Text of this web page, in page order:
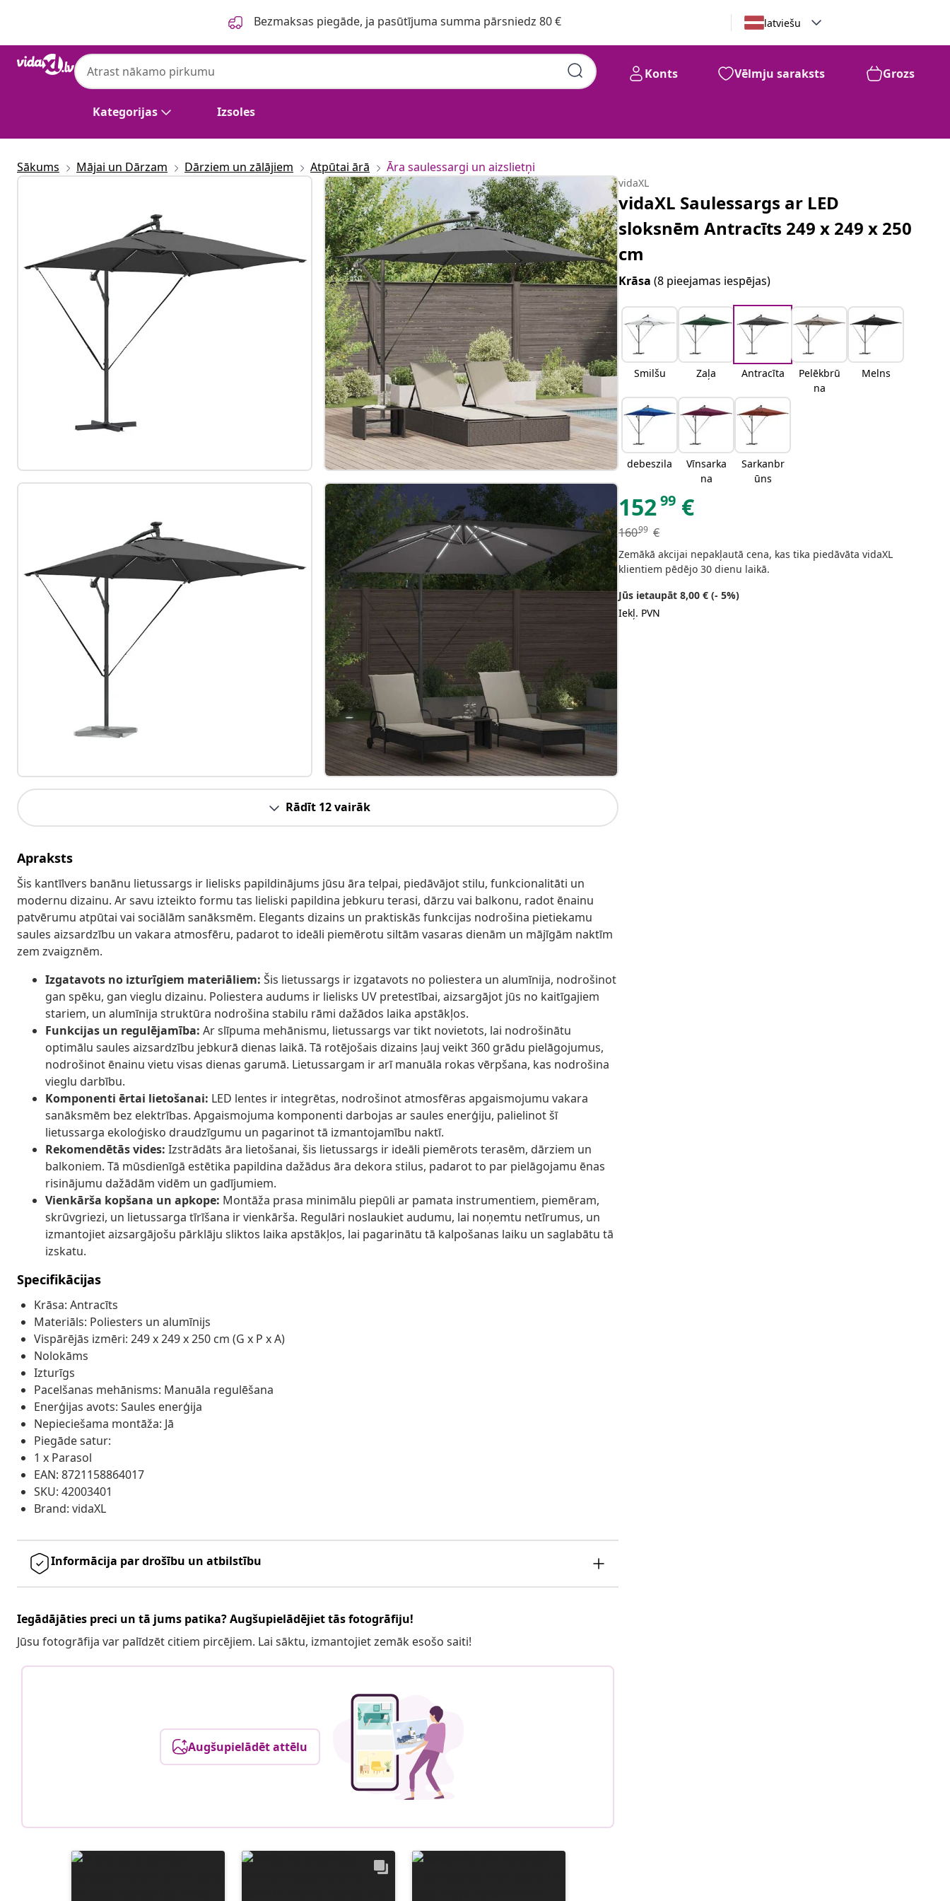
Bezmaksas piegāde, ja pasūtījuma summa pārsniedz 80 € latviešu
Kategorijas Izsoles
Konts Vēlmju saraksts Grozs
Sākums Mājai un Dārzam Dārziem un zālājiem Atpūtai ārā Āra saulessargi un aizslietņi
Rādīt 12 vairāk
Apraksts
Šis kantīlvers banānu lietussargs ir lielisks papildinājums jūsu āra telpai, piedāvājot stilu, funkcionalitāti un
modernu dizainu. Ar savu izteikto formu tas lieliski papildina jebkuru terasi, dārzu vai balkonu, radot ēnainu
patvērumu atpūtai vai sociālām sanāksmēm. Elegants dizains un praktiskās funkcijas nodrošina pietiekamu
saules aizsardzību un vakara atmosfēru, padarot to ideāli piemērotu siltām vasaras dienām un mājīgām naktīm
zem zvaigznēm.
Izgatavots no izturīgiem materiāliem: Šis lietussargs ir izgatavots no poliestera un alumīnija, nodrošinot
gan spēku, gan vieglu dizainu. Poliestera audums ir lielisks UV pretestībai, aizsargājot jūs no kaitīgajiem
stariem, un alumīnija struktūra nodrošina stabilu rāmi dažādos laika apstākļos.
Funkcijas un regulējamība: Ar slīpuma mehānismu, lietussargs var tikt novietots, lai nodrošinātu
optimālu saules aizsardzību jebkurā dienas laikā. Tā rotējošais dizains ļauj veikt 360 grādu pielāgojumus,
nodrošinot ēnainu vietu visas dienas garumā. Lietussargam ir arī manuāla rokas vērpšana, kas nodrošina
vieglu darbību.
Komponenti ērtai lietošanai: LED lentes ir integrētas, nodrošinot atmosfēras apgaismojumu vakara
sanāksmēm bez elektrības. Apgaismojuma komponenti darbojas ar saules enerģiju, palielinot šī
lietussarga ekoloģisko draudzīgumu un pagarinot tā izmantojamību naktī.
Rekomendētās vides: Izstrādāts āra lietošanai, šis lietussargs ir ideāli piemērots terasēm, dārziem un
balkoniem. Tā mūsdienīgā estētika papildina dažādus āra dekora stilus, padarot to par pielāgojamu ēnas
risinājumu dažādām vidēm un gadījumiem.
Vienkārša kopšana un apkope: Montāža prasa minimālu piepūli ar pamata instrumentiem, piemēram,
skrūvgriezi, un lietussarga tīrīšana ir vienkārša. Regulāri noslaukiet audumu, lai noņemtu netīrumus, un
izmantojiet aizsargājošu pārklāju sliktos laika apstākļos, lai pagarinātu tā kalpošanas laiku un saglabātu tā
izskatu.
Specifikācijas
Krāsa: Antracīts
Materiāls: Poliesters un alumīnijs
Vispārējās izmēri: 249 x 249 x 250 cm (G x P x A)
Nolokāms
Izturīgs
Pacelšanas mehānisms: Manuāla regulēšana
Enerģijas avots: Saules enerģija
Nepieciešama montāža: Jā
Piegāde satur:
1 x Parasol
EAN: 8721158864017
SKU: 42003401
Brand: vidaXL
Informācija par drošību un atbilstību
Iegādājāties preci un tā jums patika? Augšupielādējiet tās fotogrāfiju!
Jūsu fotogrāfija var palīdzēt citiem pircējiem. Lai sāktu, izmantojiet zemāk esošo saiti!
Augšupielādēt attēlu
vidaXL
vidaXL Saulessargs ar LED
sloksnēm Antracīts 249 x 249 x 250
cm
Krāsa(8 pieejamas iespējas)
Smilšu Zaļa Antracīta
Pelēkbrū
na
Melns
debeszila
Vīnsarka
na
Sarkanbr
ūns
15299 €
16099 €
Zemākā akcijai nepakļautā cena, kas tika piedāvāta vidaXL
klientiem pēdējo 30 dienu laikā.
Jūs ietaupāt 8,00 € (- 5%)
Iekļ. PVN